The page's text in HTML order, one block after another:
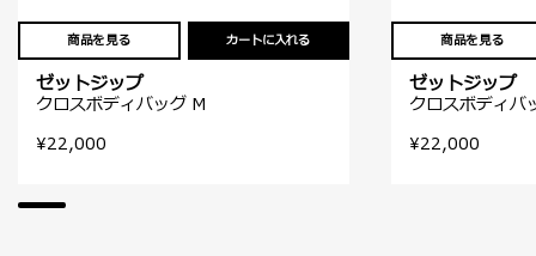
商品を見る カートに入れる
ゼットジップ
クロスボディバッグ M
¥22,000
商品を見る
ゼットジップ
クロスボディバ
¥22,000